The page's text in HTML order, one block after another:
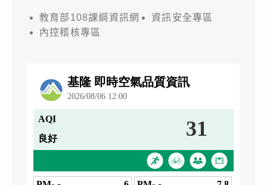
教育部108課綱資訊網
資訊安全專區
內控稽核專區